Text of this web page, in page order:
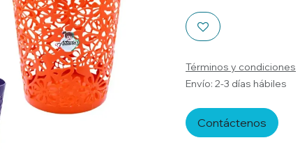
Términos y condiciones
Envío: 2-3 días hábiles
Contáctenos